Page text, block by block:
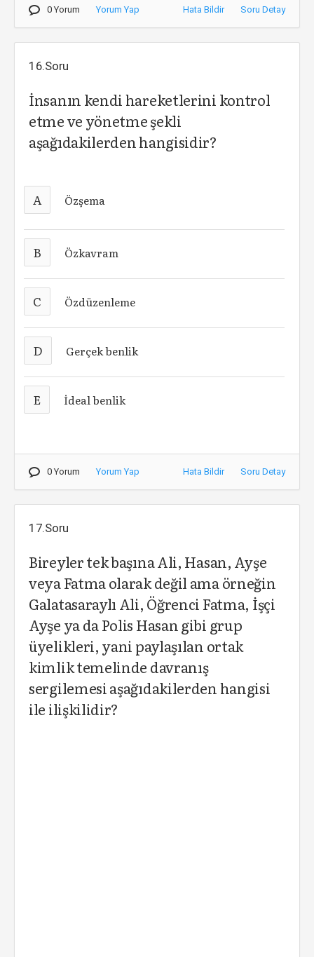
0 Yorum Yorum Yap Hata Bildir Soru Detay
16.Soru
İnsanın kendi hareketlerini kontrol
etme ve yönetme şekli
aşağıdakilerden hangisidir?
A Özşema
B Özkavram
C Özdüzenleme
D Gerçek benlik
E İdeal benlik
0 Yorum Yorum Yap Hata Bildir Soru Detay
17.Soru
Bireyler tek başına Ali, Hasan, Ayşe
veya Fatma olarak değil ama örneğin
Galatasaraylı Ali, Öğrenci Fatma, İşçi
Ayşe ya da Polis Hasan gibi grup
üyelikleri, yani paylaşılan ortak
kimlik temelinde davranış
sergilemesi aşağıdakilerden hangisi
ile ilişkilidir?